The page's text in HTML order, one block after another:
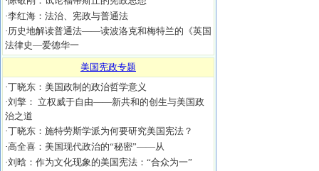
·李红海：法治、宪政与普通法
·历史地解读普通法——读波洛克和梅特兰的《英国
法律史—爱德华一
美国宪政专题
·丁晓东：美国政制的政治哲学意义
·刘擎： 立权威于自由——新共和的创生与美国政
治之道
·丁晓东：施特劳斯学派为何要研究美国宪法？
·高全喜：美国现代政治的“秘密”——从
·刘晗：作为文化现象的美国宪法：“合众为一”